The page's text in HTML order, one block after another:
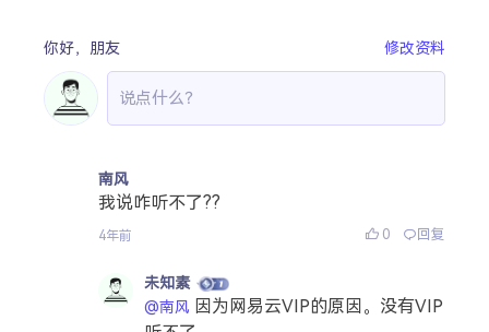
你好， 朋友 修改资料
南风
我说咋听不了??
4年前 0 回复
未知素
@南风 因为网易云VIP的原因。没有VIP